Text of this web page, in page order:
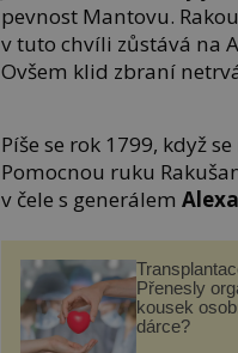
pevnost Mantovu.
v tuto chvíli zůstává na
Ovšem klid zbraní
Píše se rok 1799, když
Pomocnou ruku
v čele s generálem
Přenesly
kousek
dárce?